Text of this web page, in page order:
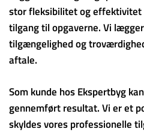
stor fleksibilitet og
tilgang til opgaverne. Vi
tilgængelighed og
aftale.
Som kunde hos Ekspertbyg
gennemført resultat. Vi er et
skyldes vores professionelle